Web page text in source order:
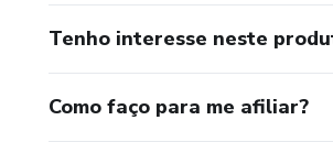
Tenho interesse neste
Como faço para me afiliar?